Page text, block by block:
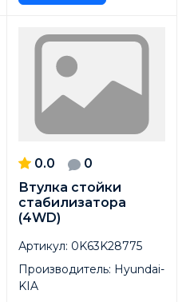
0.0
0
Втулка стойки
стабилизатора
(4WD)
Артикул: 0K63K28775
Производитель: Hyundai-
KIA